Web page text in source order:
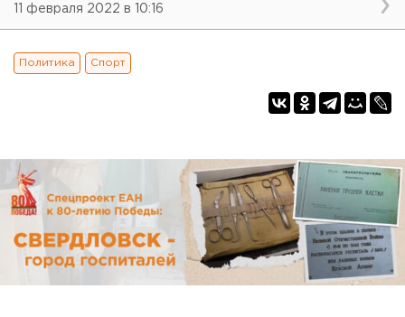
11 февраля 2022 в 10:16
Политика Спорт